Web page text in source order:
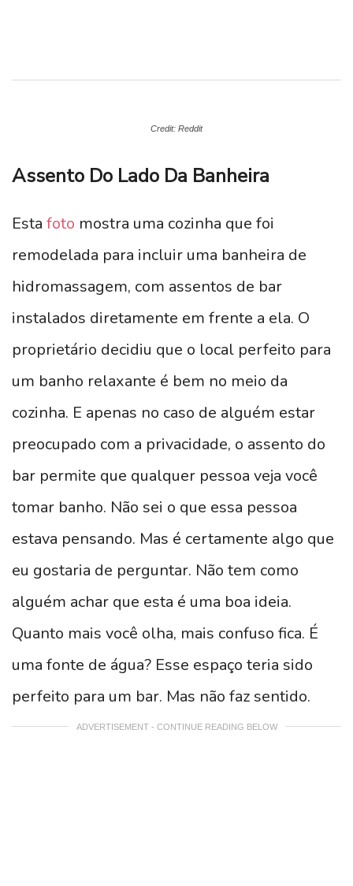
Credit: Reddit
Assento Do Lado Da Banheira
Esta foto mostra uma cozinha que foi
remodelada para incluir uma banheira de
hidromassagem, com assentos de bar
instalados diretamente em frente a ela. O
proprietário decidiu que o local perfeito para
um banho relaxante é bem no meio da
cozinha. E apenas no caso de alguém estar
preocupado com a privacidade, o assento do
bar permite que qualquer pessoa veja você
tomar banho. Não sei o que essa pessoa
estava pensando. Mas é certamente algo que
eu gostaria de perguntar. Não tem como
alguém achar que esta é uma boa ideia.
Quanto mais você olha, mais confuso fica. É
uma fonte de água? Esse espaço teria sido
perfeito para um bar. Mas não faz sentido.
ADVERTISEMENT - CONTINUE READING BELOW